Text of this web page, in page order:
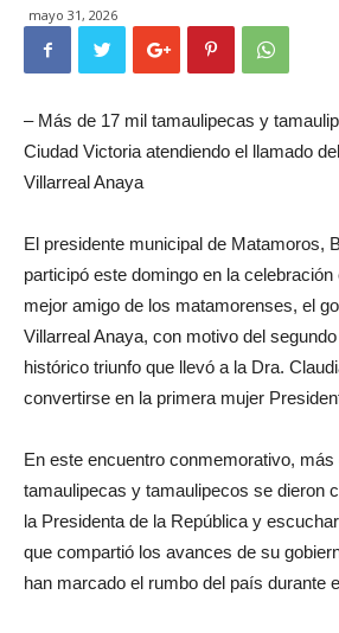
mayo 31, 2026
– Más de 17 mil tamaulipecas y
Ciudad Victoria atendiendo el llamado
Villarreal Anaya
El presidente municipal de Matamoros,
participó este domingo en la
mejor amigo de los matamorenses, el
Villarreal Anaya, con motivo del
histórico triunfo que llevó a la Dra.
convertirse en la primera mujer
En este encuentro conmemorativo, más
tamaulipecas y tamaulipecos se dieron
la Presidenta de la República y
que compartió los avances de su
han marcado el rumbo del país durante